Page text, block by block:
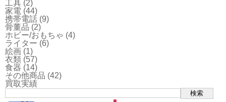
工具 (2)
家電 (44)
携帯電話 (9)
骨董品 (2)
ホビー/おもちゃ (4)
ライター (6)
絵画 (1)
衣類 (57)
食器 (14)
その他商品 (42)
買取実績
検索